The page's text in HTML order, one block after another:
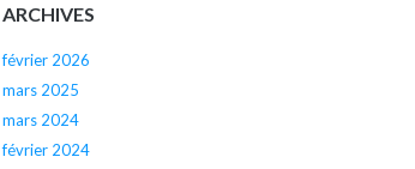
ARCHIVES
février 2026
mars 2025
mars 2024
février 2024